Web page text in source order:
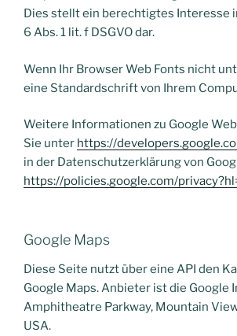
Dies stellt ein berechtigtes Interesse
6 Abs. 1 lit. f DSGVO dar.
Wenn Ihr Browser Web Fonts nicht
eine Standardschrift von Ihrem
Weitere Informationen zu Google
Sie unter https://
in der Datenschutzerklärung von
https://policies.google.com/
Google Maps
Diese Seite nutzt über eine API den
Google Maps. Anbieter ist die Google
Amphitheatre Parkway, Mountain
USA.